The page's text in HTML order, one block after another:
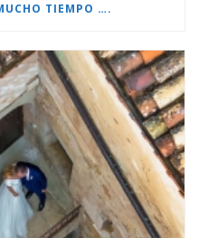
TIEMPO ….